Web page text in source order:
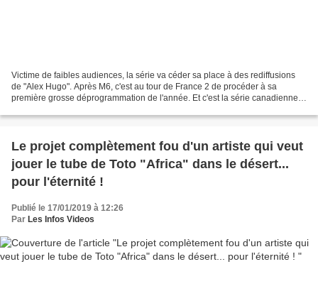
Victime de faibles audiences, la série va céder sa place à des rediffusions
de "Alex Hugo". Après M6, c'est au tour de France 2 de procéder à sa
première grosse déprogrammation de l'année. Et c'est la série canadienne
Le projet complètement fou d'un artiste qui veut
jouer le tube de Toto "Africa" dans le désert...
pour l'éternité !
Publié le 17/01/2019 à 12:26
Par Les Infos Videos